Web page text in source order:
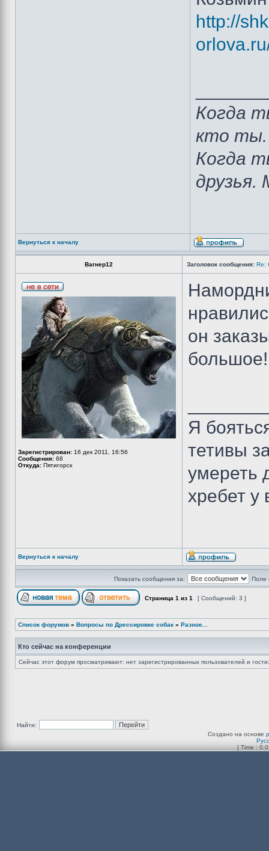
http://
Когда
кто ты.
Когда
друзья.
Вернуться к началу
Вагнер12 Заголовок сообщения: Re:
Зарегистрирован: 16 дек 2011, 16:56
Сообщения: 68
Откуда: Пятигорск
он
большое!
Я
тетивы
умереть
хребет у
Вернуться к началу
Показать сообщения за: Поле
Страница 1 из 1 [ Сообщений: 3 ]
Список форумов » Вопросы по Дрессировке собак » Разное...
Кто сейчас на конференции
Сейчас этот форум просматривают: нет зарегистрированных пользователей и
Найти:
Создано на основе
[ Time :